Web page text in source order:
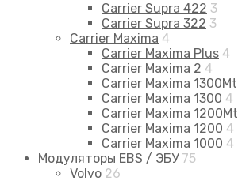
Carrier Supra 422 3
Carrier Supra 322 3
Carrier Maxima 4
Carrier Maxima Plus 4
Carrier Maxima 2 4
Carrier Maxima 1300Mt
Carrier Maxima 1300 4
Carrier Maxima 1200Mt
Carrier Maxima 1200 4
Carrier Maxima 1000 4
Модуляторы EBS / ЭБУ 75
Volvo 26